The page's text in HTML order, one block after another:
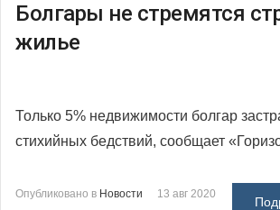
Болгары не стремятся
жилье
Только 5% недвижимости болгар
стихийных бедствий, сообщает
Опубликовано в Новости 13 авг 2020